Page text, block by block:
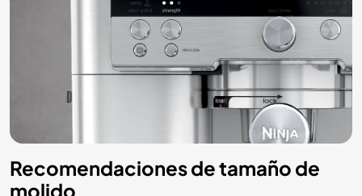
Recomendaciones de tamaño de
molido